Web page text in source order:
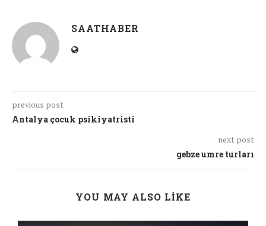
SAATHABER
previous post
Antalya çocuk psikiyatristi
next post
gebze umre turları
YOU MAY ALSO LIKE